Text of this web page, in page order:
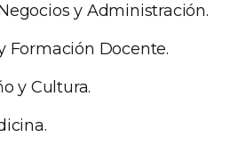
y Administración.
Formación Docente.
y Cultura.